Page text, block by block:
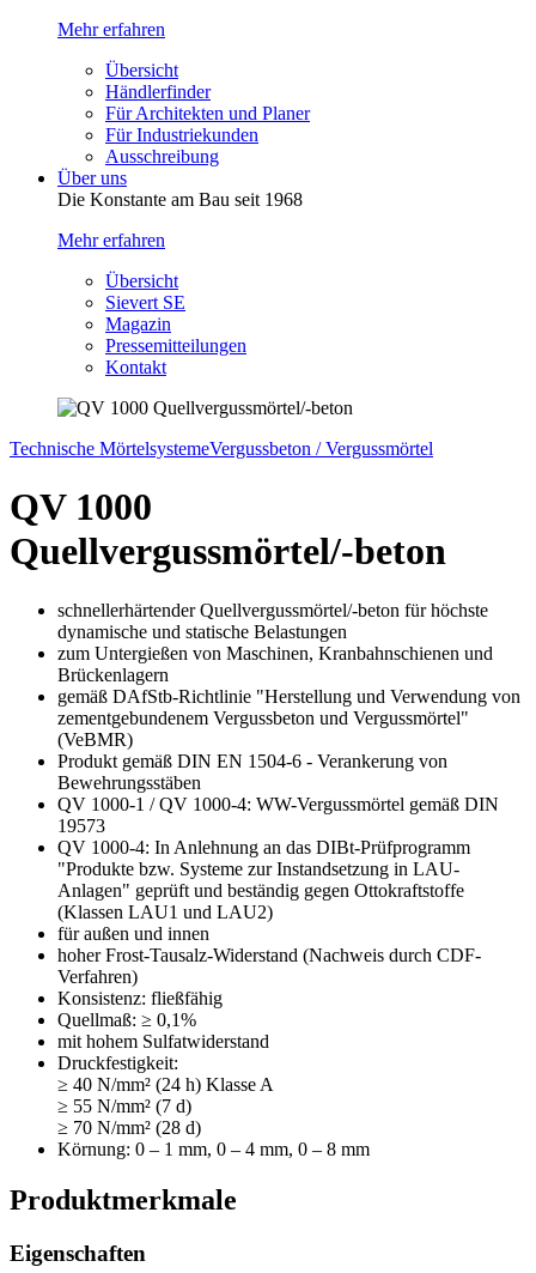
Mehr erfahren
Übersicht
Händlerfinder
Für Architekten und Planer
Für Industriekunden
Ausschreibung
Über uns
Die Konstante am Bau seit 1968
Mehr erfahren
Übersicht
Sievert SE
Magazin
Pressemitteilungen
Kontakt
Technische MörtelsystemeVergussbeton / Vergussmörtel
QV 1000
Quellvergussmörtel/-beton
schnellerhärtender Quellvergussmörtel/-beton für höchste
dynamische und statische Belastungen
zum Untergießen von Maschinen, Kranbahnschienen und
Brückenlagern
gemäß DAfStb-Richtlinie "Herstellung und Verwendung von
zementgebundenem Vergussbeton und Vergussmörtel"
(VeBMR)
Produkt gemäß DIN EN 1504-6 - Verankerung von
Bewehrungsstäben
QV 1000-1 / QV 1000-4: WW-Vergussmörtel gemäß DIN
19573
QV 1000-4: In Anlehnung an das DIBt-Prüfprogramm
"Produkte bzw. Systeme zur Instandsetzung in LAU-
Anlagen" geprüft und beständig gegen Ottokraftstoffe
(Klassen LAU1 und LAU2)
für außen und innen
hoher Frost-Tausalz-Widerstand (Nachweis durch CDF-
Verfahren)
Konsistenz: fließfähig
Quellmaß: ≥ 0,1%
mit hohem Sulfatwiderstand
Druckfestigkeit:
≥ 40 N/mm² (24 h) Klasse A
≥ 55 N/mm² (7 d)
≥ 70 N/mm² (28 d)
Körnung: 0 – 1 mm, 0 – 4 mm, 0 – 8 mm
Produktmerkmale
Eigenschaften